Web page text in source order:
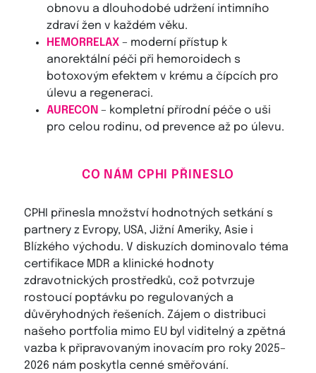
obnovu a dlouhodobé udržení intimního
zdraví žen v každém věku.
HEMORRELAX – moderní přístup k
anorektální péči při hemoroidech s
botoxovým efektem v krému a čípcích pro
úlevu a regeneraci.
AURECON – kompletní přírodní péče o uši
pro celou rodinu, od prevence až po úlevu.
CO NÁM CPHI PŘINESLO
CPHI přinesla množství hodnotných setkání s
partnery z Evropy, USA, Jižní Ameriky, Asie i
Blízkého východu. V diskuzích dominovalo téma
certifikace MDR a klinické hodnoty
zdravotnických prostředků, což potvrzuje
rostoucí poptávku po regulovaných a
důvěryhodných řešeních. Zájem o distribuci
našeho portfolia mimo EU byl viditelný a zpětná
vazba k připravovaným inovacím pro roky 2025–
2026 nám poskytla cenné směřování.